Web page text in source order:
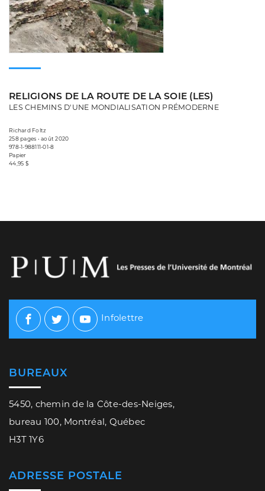
RELIGIONS DE LA ROUTE DE LA SOIE (LES)
LES CHEMINS D'UNE MONDIALISATION PRÉMODERNE
Richard Foltz
258 pages • août 2020
978-1-988111-01-8
Papier
44,95 $
Facebook
TwitterYoutube
Infolettre
BUREAUX
5450, chemin de la Côte-des-Neiges,
bureau 100, Montréal, Québec
H3T 1Y6
ADRESSE POSTALE